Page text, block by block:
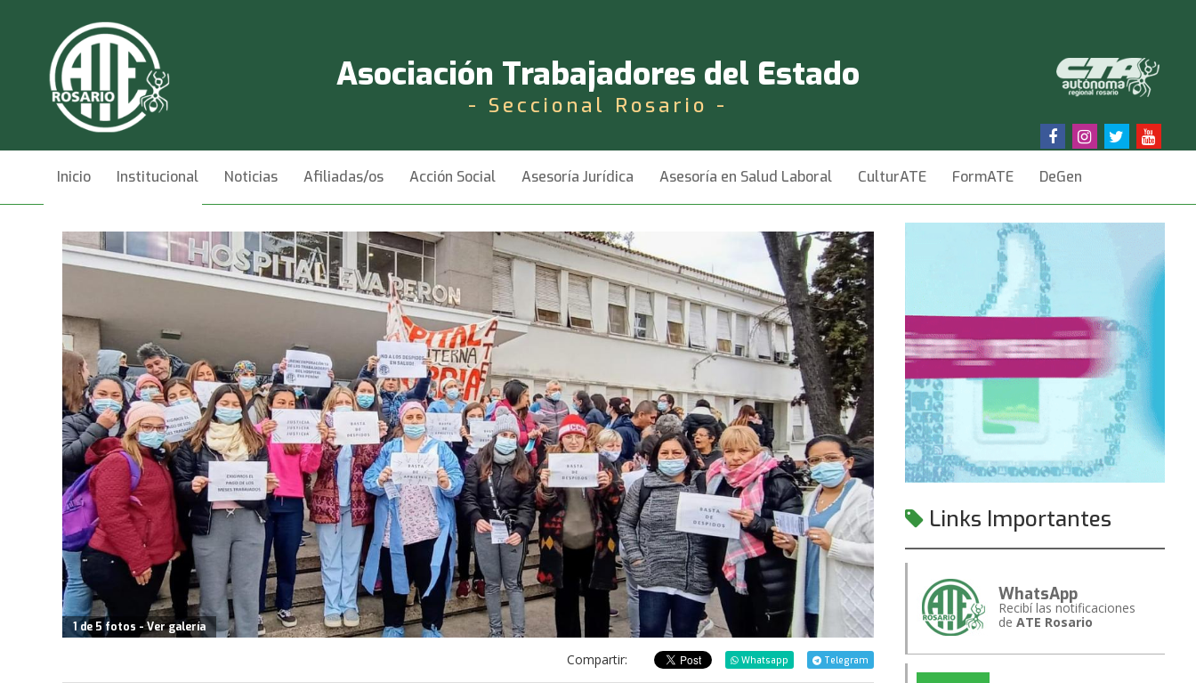
Asociación Trabajadores del Estado
- Seccional Rosario -
Inicio Institucional Noticias Afiliadas/os Acción Social Asesoría Jurídica Asesoría en Salud Laboral CulturATE FormATE DeGen
Videos Contacto
1 de 5 fotos - Ver galería
Telegram
Whatsapp
Compartir:
Links Importantes
WhatsApp
Recibí las notificaciones
de ATE Rosario